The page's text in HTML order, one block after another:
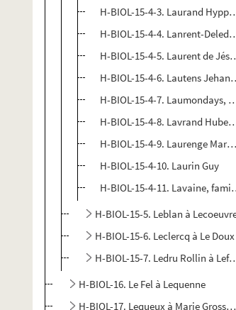
H-BIOL-15-4-3. Laurand
H-BIOL-15-4-4. Lanrent-
H-BIOL-15-4-5. Laurent de
H-BIOL-15-4-6. Lautens
H-BIOL-15-4-7. Laumondays,
H-BIOL-15-4-8. Lavrand
H-BIOL-15-4-9. Laurenge
H-BIOL-15-4-10. Laurin Guy
H-BIOL-15-4-11. Lavaine,
H-BIOL-15-5. Leblan à
H-BIOL-15-6. Leclercq à Le Doux
H-BIOL-15-7. Ledru Rollin à
H-BIOL-16. Le Fel à Lequenne
H-BIOL-17. Lequeux à Marie Grosse-